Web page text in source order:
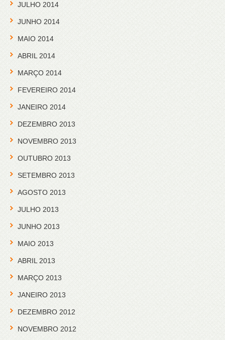
JULHO 2014
JUNHO 2014
MAIO 2014
ABRIL 2014
MARÇO 2014
FEVEREIRO 2014
JANEIRO 2014
DEZEMBRO 2013
NOVEMBRO 2013
OUTUBRO 2013
SETEMBRO 2013
AGOSTO 2013
JULHO 2013
JUNHO 2013
MAIO 2013
ABRIL 2013
MARÇO 2013
JANEIRO 2013
DEZEMBRO 2012
NOVEMBRO 2012